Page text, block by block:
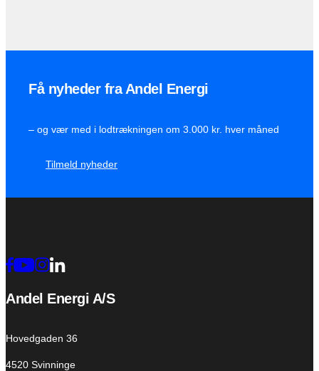
Få nyheder fra Andel Energi
– og vær med i lodtrækningen om 3.000 kr. hver måned
Tilmeld nyheder
Andel Energi A/S
Hovedgaden 36
4520 Svinninge